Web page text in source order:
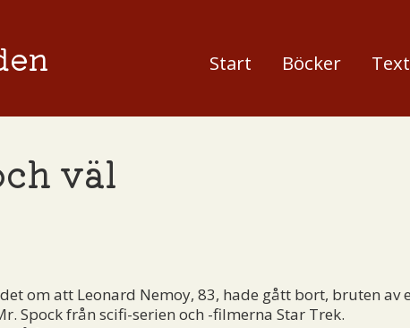
Start Böcker
väl
om att Leonard Nemoy, 83, hade gått bort, bruten av
Spock från scifi-serien och -filmerna Star Trek.